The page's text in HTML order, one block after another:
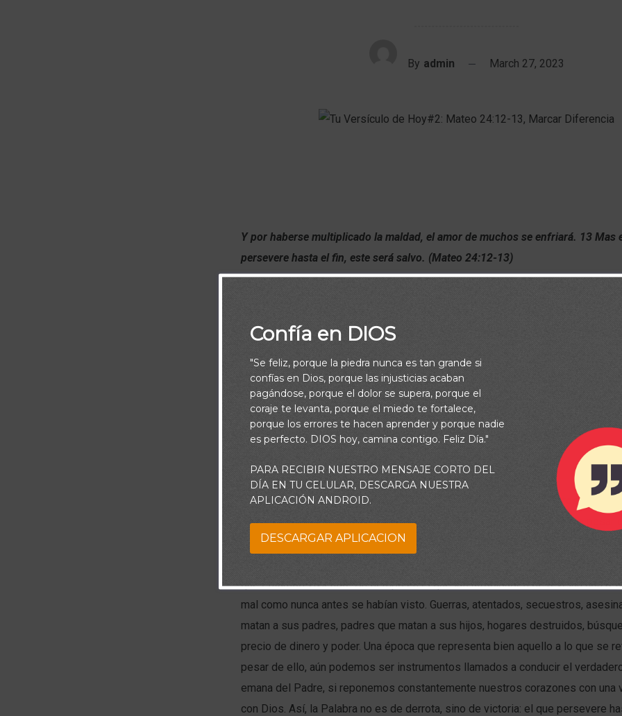
By admin March 27, 2023
Y por haberse multiplicado la maldad, el amor de muchos se enfriará. 13 Mas
persevere hasta el fin, este será salvo. (Mateo 24:12-13)
Pensamiento: Desde el principio de los tiempos, la Biblia relata actos de
fueron mas aún renombrados en el antiguo testamento, ¡sin embargo, a pesar
percibe a simple vista, la cruedad sangrienta de tiempos pasados, la pérdida
que estamos viviendo! Un tiempo en el que las atrocidades se revelan con
mal como nunca antes se habían visto. Guerras, atentados, secuestros,
matan a sus padres, padres que matan a sus hijos, hogares destruidos,
precio de dinero y poder. Una época que representa bien aquello a lo que se
pesar de ello, aún podemos ser instrumentos llamados a conducir el
emana del Padre, si reponemos constantemente nuestros corazones con una
con Dios. Así, la Palabra no es de derrota, sino de victoria: el que persevere
Confía en DIOS
"Se feliz, porque la piedra nunca es tan grande si
confías en Dios, porque las injusticias acaban
pagándose, porque el dolor se supera, porque el
coraje te levanta, porque el miedo te fortalece,
porque los errores te hacen aprender y porque nadie
es perfecto. DIOS hoy, camina contigo. Feliz Día."
PARA RECIBIR NUESTRO MENSAJE CORTO DEL
DÍA EN TU CELULAR, DESCARGA NUESTRA
APLICACIÓN ANDROID.
DESCARGAR APLICACION